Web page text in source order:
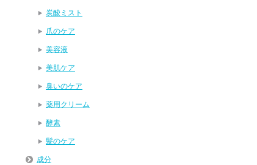
炭酸ミスト
爪のケア
美容液
美肌ケア
臭いのケア
薬用クリーム
酵素
髪のケア
成分